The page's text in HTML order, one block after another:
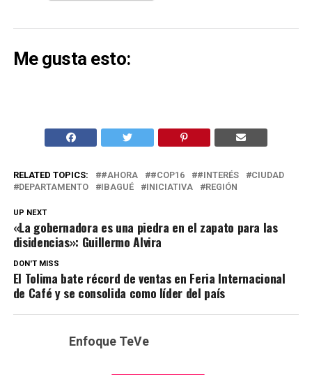
Me gusta esto:
RELATED TOPICS: #AHORA #COP16 #INTERÉS
CIUDAD
DEPARTAMENTO
IBAGUÉ INICIATIVA REGIÓN
UP NEXT
«La gobernadora es una piedra en el zapato para las
disidencias»: Guillermo Alvira
DON'T MISS
El Tolima bate récord de ventas en Feria Internacional
de Café y se consolida como líder del país
Enfoque TeVe